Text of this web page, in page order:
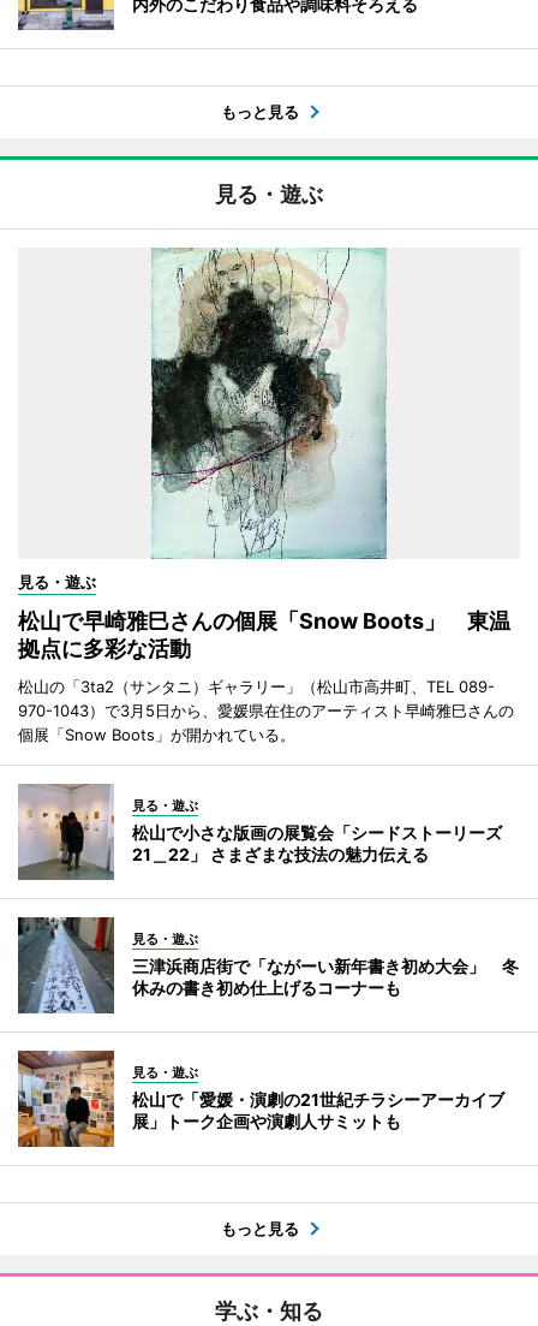
もっと見る
見る・遊ぶ
見る・遊ぶ
松山で早崎雅巳さんの個展「Snow Boots」 東温
拠点に多彩な活動
松山の「3ta2（サンタニ）ギャラリー」（松山市高井町、TEL 089-
970-1043）で3月5日から、愛媛県在住のアーティスト早崎雅巳さんの
個展「Snow Boots」が開かれている。
見る・遊ぶ
松山で小さな版画の展覧会「シードストーリーズ
21＿22」 さまざまな技法の魅力伝える
見る・遊ぶ
三津浜商店街で「ながーい新年書き初め大会」 冬
休みの書き初め仕上げるコーナーも
見る・遊ぶ
松山で「愛媛・演劇の21世紀チラシーアーカイブ
展」トーク企画や演劇人サミットも
もっと見る
学ぶ・知る